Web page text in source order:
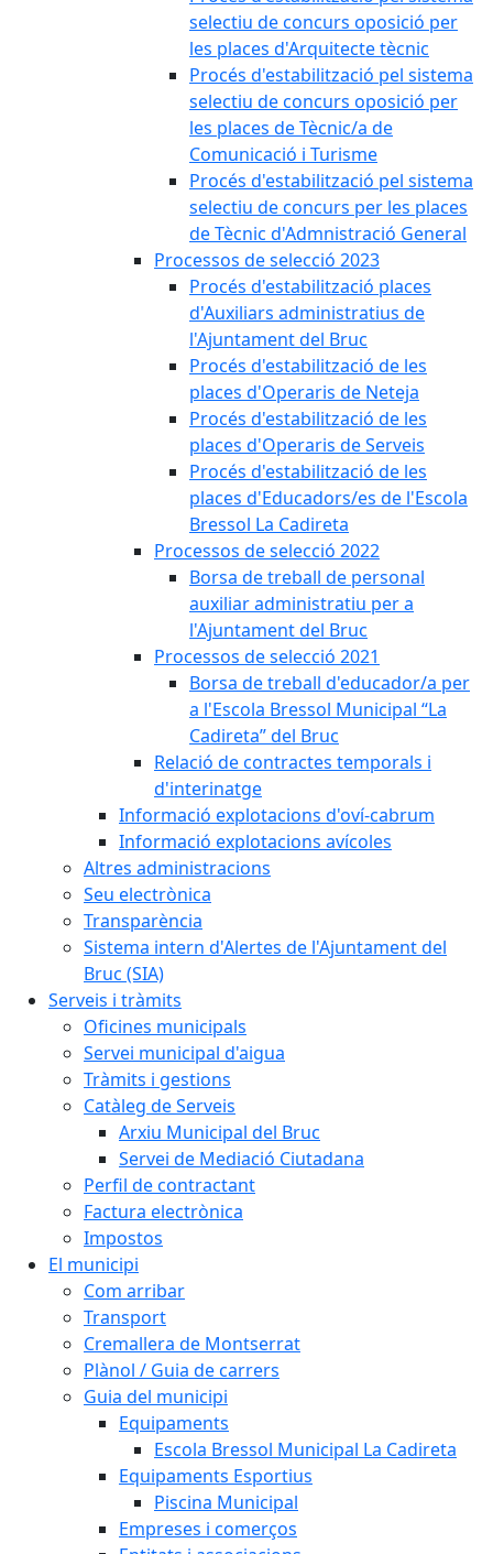
selectiu de concurs oposició per
les places d'Arquitecte tècnic
Procés d'estabilització pel sistema
selectiu de concurs oposició per
les places de Tècnic/a de
Comunicació i Turisme
Procés d'estabilització pel sistema
selectiu de concurs per les places
de Tècnic d'Admnistració General
Processos de selecció 2023
Procés d'estabilització places
d'Auxiliars administratius de
l'Ajuntament del Bruc
Procés d'estabilització de les
places d'Operaris de Neteja
Procés d'estabilització de les
places d'Operaris de Serveis
Procés d'estabilització de les
places d'Educadors/es de l'Escola
Bressol La Cadireta
Processos de selecció 2022
Borsa de treball de personal
auxiliar administratiu per a
l'Ajuntament del Bruc
Processos de selecció 2021
Borsa de treball d'educador/a per
a l'Escola Bressol Municipal “La
Cadireta” del Bruc
Relació de contractes temporals i
d'interinatge
Informació explotacions d'oví-cabrum
Informació explotacions avícoles
Altres administracions
Seu electrònica
Transparència
Sistema intern d'Alertes de l'Ajuntament del
Bruc (SIA)
Serveis i tràmits
Oficines municipals
Servei municipal d'aigua
Tràmits i gestions
Catàleg de Serveis
Arxiu Municipal del Bruc
Servei de Mediació Ciutadana
Perfil de contractant
Factura electrònica
Impostos
El municipi
Com arribar
Transport
Cremallera de Montserrat
Plànol / Guia de carrers
Guia del municipi
Equipaments
Escola Bressol Municipal La Cadireta
Equipaments Esportius
Piscina Municipal
Empreses i comerços